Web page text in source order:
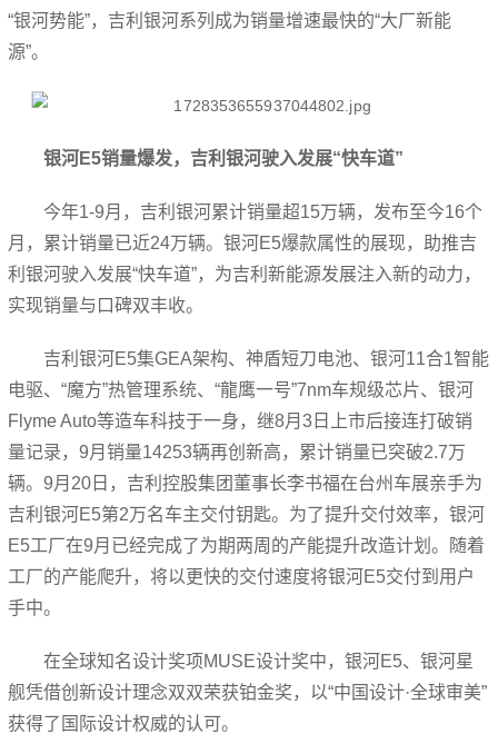
“银河势能”，吉利银河系列成为销量增速最快的“大厂新能
源”。
银河E5销量爆发，吉利银河驶入发展“快车道”
今年1-9月，吉利银河累计销量超15万辆，发布至今16个
月，累计销量已近24万辆。银河E5爆款属性的展现，助推吉
利银河驶入发展“快车道”，为吉利新能源发展注入新的动力，
实现销量与口碑双丰收。
吉利银河E5集GEA架构、神盾短刀电池、银河11合1智能
电驱、“魔方”热管理系统、“龍鹰一号”7nm车规级芯片、银河
Flyme Auto等造车科技于一身，继8月3日上市后接连打破销
量记录，9月销量14253辆再创新高，累计销量已突破2.7万
辆。9月20日，吉利控股集团董事长李书福在台州车展亲手为
吉利银河E5第2万名车主交付钥匙。为了提升交付效率，银河
E5工厂在9月已经完成了为期两周的产能提升改造计划。随着
工厂的产能爬升，将以更快的交付速度将银河E5交付到用户
手中。
在全球知名设计奖项MUSE设计奖中，银河E5、银河星
舰凭借创新设计理念双双荣获铂金奖，以“中国设计·全球审美”
获得了国际设计权威的认可。